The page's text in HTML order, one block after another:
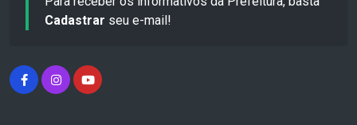
Cadastrar seu e-mail!